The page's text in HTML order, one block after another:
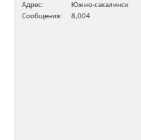
Адрес
Южно-сахалинск
Сообщения
8,004